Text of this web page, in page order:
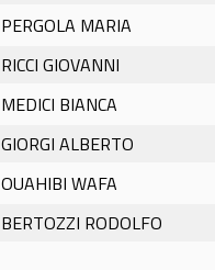
PERGOLA MARIA
RICCI GIOVANNI
MEDICI BIANCA
GIORGI ALBERTO
OUAHIBI WAFA
BERTOZZI RODOLFO